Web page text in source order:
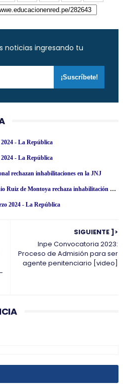
noticias ingresando tu
- La República
- La República
rechazan inhabilitaciones en la JNJ
UARM: La Universidad Antonio Ruiz de Montoya rechaza inhabilitación por 10 años para el ejercicio de cargo público a miembros de la JNJ
2024 - La República
SIGUIENTE ]>
Inpe Convocatoria 2023:
Proceso de Admisión para ser
agente penitenciario [video]